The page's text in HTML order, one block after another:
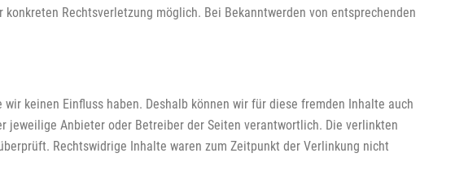
Rechtsverletzung möglich. Bei Bekanntwerden von entsprechenden
keinen Einfluss haben. Deshalb können wir für diese fremden Inhalte auch
Anbieter oder Betreiber der Seiten verantwortlich. Die verlinkten
Rechtswidrige Inhalte waren zum Zeitpunkt der Verlinkung nicht